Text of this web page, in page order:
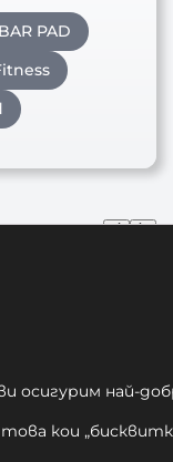
PAD
осигурим най-
кои